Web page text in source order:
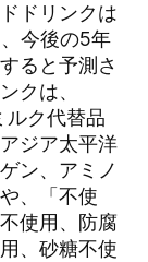
ドリンクは
今後の5年
ると予測さ
クは、
ルク代替品
ジア太平洋
ン、アミノ
、「不使
使用、防腐
、砂糖不使